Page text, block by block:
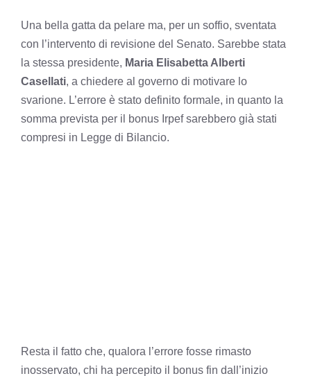
Una bella gatta da pelare ma, per un soffio, sventata
con l’intervento di revisione del Senato. Sarebbe stata
la stessa presidente, Maria Elisabetta Alberti
Casellati, a chiedere al governo di motivare lo
svarione. L’errore è stato definito formale, in quanto la
somma prevista per il bonus Irpef sarebbero già stati
compresi in Legge di Bilancio.
Resta il fatto che, qualora l’errore fosse rimasto
inosservato, chi ha percepito il bonus fin dall’inizio